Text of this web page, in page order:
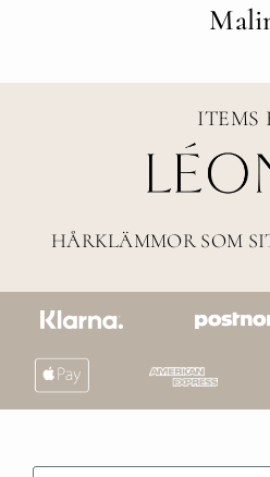
ITEMS
HÅRKLÄMMOR SOM